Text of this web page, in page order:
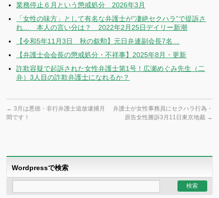
業務停止６月という懲戒処分 2026年3月
「女性の味方」として有名な弁護士が“凄絶セクハラ”で提訴さ
れ… 本人の言い分は？ 2022年2月25日デイリー新潮
【令和5年11月3日 秋の叙勲】元日弁連副会長7名…
【弁護士会会長の懲戒処分・不祥事】2025年8月・更新
詐欺容疑で起訴された女性弁護士第1号！広瀬めぐみ先生（二
弁）3人目の詐欺弁護士になれるか？
← 3月は悪徳・非行弁護士追放逮捕月
間です！
弁護士が女性事務員にセクハラ行為・
原告女性勝訴3月11日東京地裁 →
Wordpressで検索